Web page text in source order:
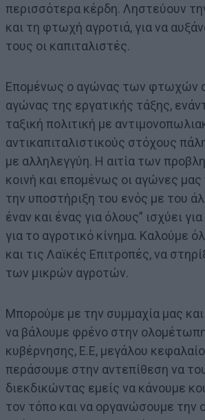
περισσότερα κέρδη. Ληστεύουν
και τη φτωχή αγροτιά, για να
τους οι καπιταλιστές.
Επομένως ο αγώνας των φτωχών
αγώνας της εργατικής τάξης,
ταξική πολιτική με
αντικαπιταλιστικούς στόχους
με αλληλεγγύη. Η αιτία των
κοινή και επομένως οι αγώνες μας
την υποστήριξη του ενός με του
έναν και ένας για όλους” ισχύει
για το αγροτικό κίνημα. Καλούμε
και τις Λαϊκές Επιτροπές, να
των μικρών αγροτών.
Μπορούμε με την συμμαχία μας
να βάλουμε φρένο στην
κυβέρνησης, Ε.Ε, μεγάλου
περάσουμε στην αντεπίθεση να
διεκδικώντας εμείς να κάνουμε
τον τόπο και να οργανώσουμε την